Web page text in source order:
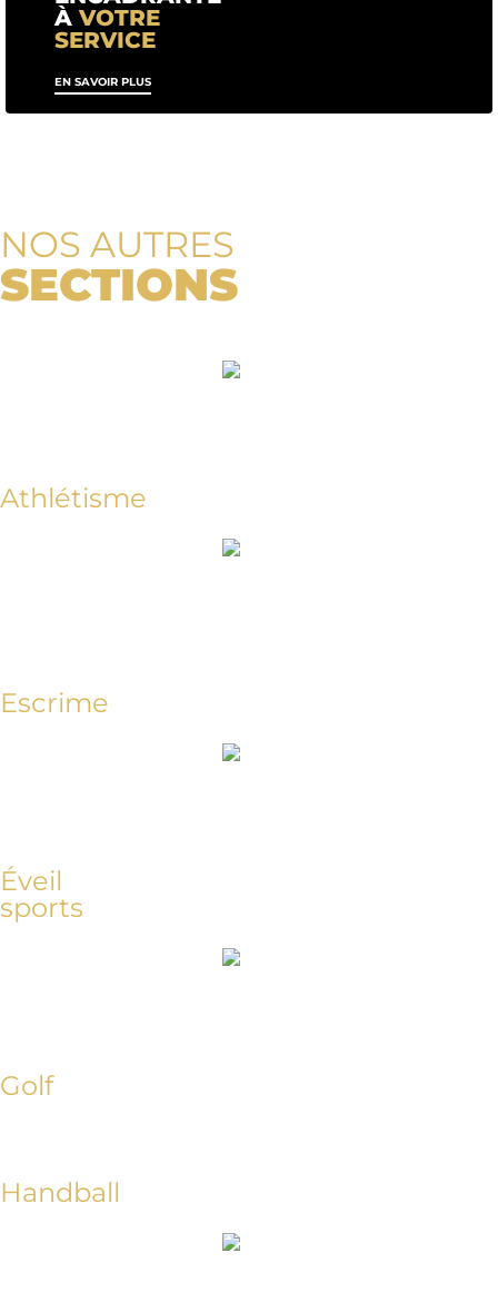
À VOTRE
SERVICE
EN SAVOIR PLUS
NOS AUTRES
SECTIONS
Athlétisme
Escrime
Éveil
sports
Golf
Handball